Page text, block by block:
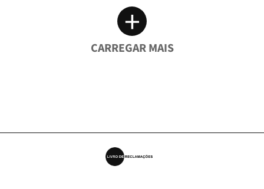
+
CARREGAR MAIS